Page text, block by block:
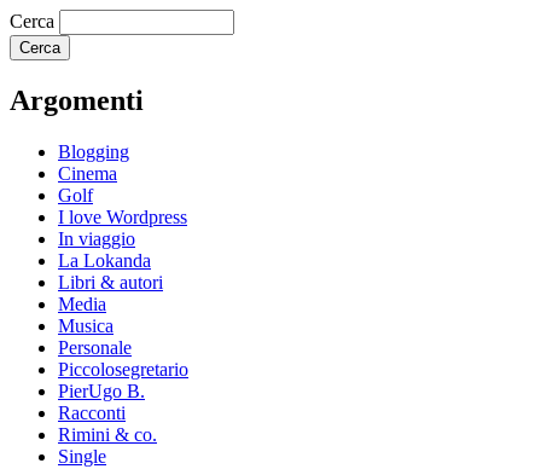
Cerca
Argomenti
Blogging
Cinema
Golf
I love Wordpress
In viaggio
La Lokanda
Libri & autori
Media
Musica
Personale
Piccolosegretario
PierUgo B.
Racconti
Rimini & co.
Single